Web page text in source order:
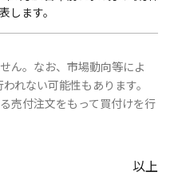
します。
ん。なお、市場動向等によ
れない可能性もあります。
売付注文をもって買付けを行
以上